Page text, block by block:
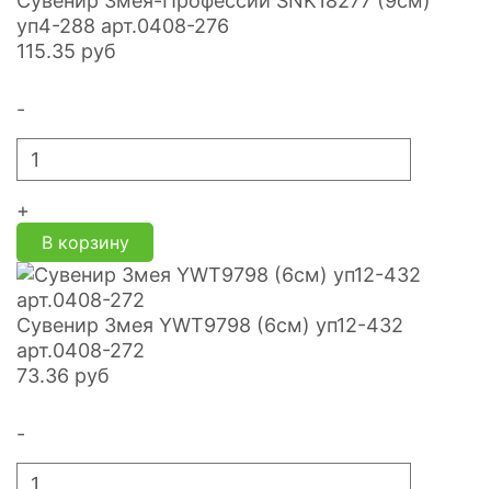
уп4-288 арт.0408-276
115.35 руб
-
+
В корзину
Сувенир Змея YWT9798 (6см) уп12-432
арт.0408-272
73.36 руб
-